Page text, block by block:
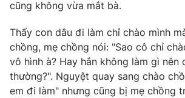
Ðiện thoại Thời báo VTV:024.66 897 897
Liên hệ quảng cáo:
024-7300.7108
cũng không vừa mắt bà.
Thấy con dâu đi làm chỉ chào mình
chồng, mẹ chồng nói: "Sao cô chỉ
vô hình à? Hay hắn không làm gì nên
thường?". Nguyệt quay sang chào
em đi làm" nhưng cũng bị mẹ chồng